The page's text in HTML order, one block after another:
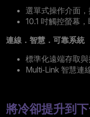
選單式操作介面
10.1 吋觸控螢幕
連線．智慧．可靠系統
標準化遠端存取
Multi‑Link 智慧連
將冷卻提升到